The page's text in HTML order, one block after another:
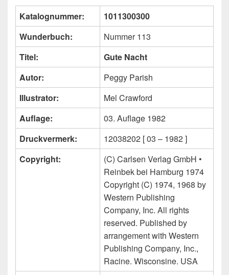
Katalognummer:
1011300300
Wunderbuch:
Nummer 113
Titel:
Gute Nacht
Autor:
Peggy Parish
Illustrator:
Mel Crawford
Auflage:
03. Auflage 1982
Druckvermerk:
12038202 [ 03 – 1982 ]
Copyright:
(C) Carlsen Verlag GmbH •
Reinbek bei Hamburg 1974
Copyright (C) 1974, 1968 by
Western Publishing
Company, Inc. All rights
reserved. Published by
arrangement with Western
Publishing Company, Inc.,
Racine. Wisconsine. USA